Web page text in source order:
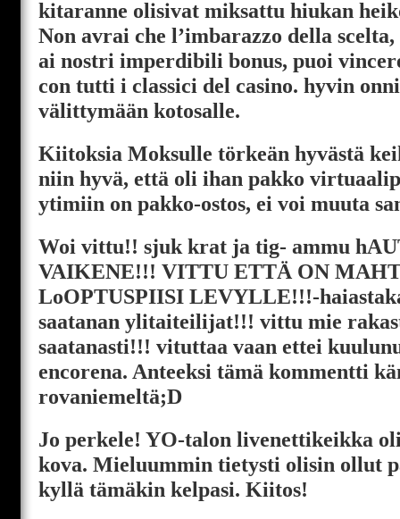
kitaranne olisivat miksattu hiukan
Non avrai che l’imbarazzo della
ai nostri imperdibili bonus, puoi
con tutti i classici del casino. hyvin
välittymään kotosalle.
Kiitoksia Moksulle törkeän hyvästä
niin hyvä, että oli ihan pakko
ytimiin on pakko-ostos, ei voi muuta
Woi vittu!! sjuk krat ja tig- ammu
VAIKENE!!! VITTU ETTÄ ON
LoOPTUSPIISI LEVYLLE!!!-
saatanan ylitaiteilijat!!! vittu mie
saatanasti!!! vituttaa vaan ettei
encorena. Anteeksi tämä kommentti
rovaniemeltä;D
Jo perkele! YO-talon livenettikeikka
kova. Mieluummin tietysti olisin ollut
kyllä tämäkin kelpasi. Kiitos!